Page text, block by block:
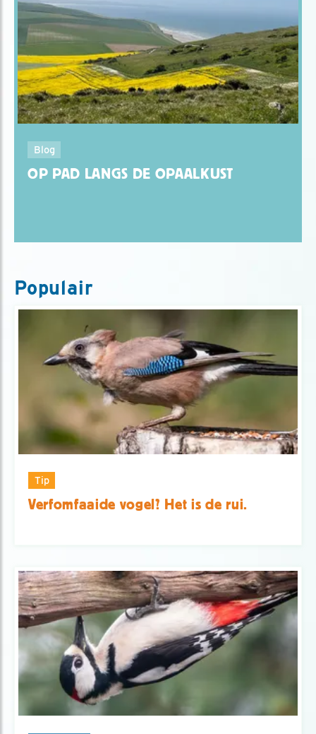
Blog
OP PAD LANGS DE OPAALKUST
Populair
Tip
Verfomfaaide vogel? Het is de rui.